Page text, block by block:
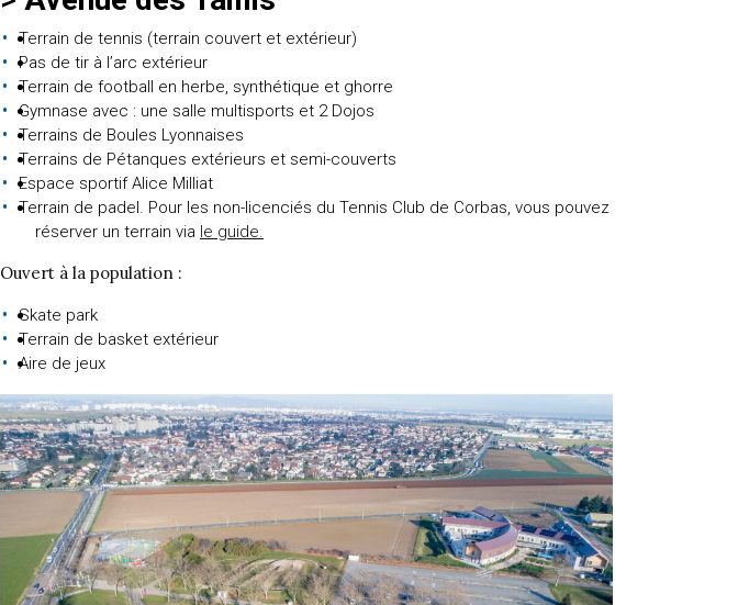
Terrain de tennis (terrain couvert et extérieur)
Pas de tir à l’arc extérieur
Terrain de football en herbe, synthétique et ghorre
Gymnase avec : une salle multisports et 2 Dojos
Terrains de Boules Lyonnaises
Terrains de Pétanques extérieurs et semi-couverts
Espace sportif Alice Milliat
Terrain de padel. Pour les non-licenciés du Tennis Club de Corbas, vous pouvez
réserver un terrain via le guide.
Ouvert à la population :
Skate park
Terrain de basket extérieur
Aire de jeux